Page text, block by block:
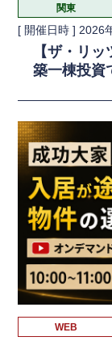
関東
[ 開催日時 ] 2026
【ザ・リ
築一棟投資
WEB